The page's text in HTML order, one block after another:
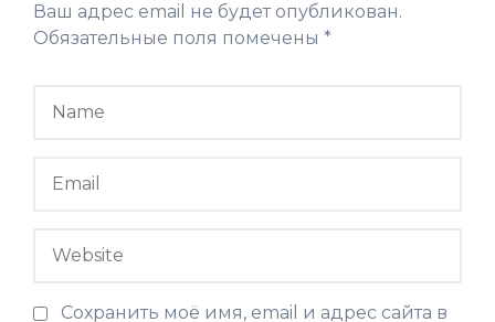
Ваш адрес email не будет опубликован.
Обязательные поля помечены *
Сохранить моё имя, email и адрес сайта в